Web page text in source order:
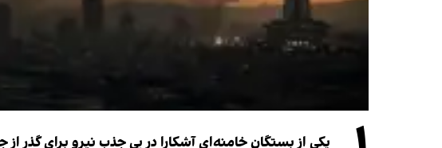
یکی از بستگان خامنه‌ای آشکارا در پی جذب نیرو برای